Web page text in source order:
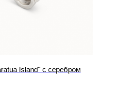
Island" с серебром